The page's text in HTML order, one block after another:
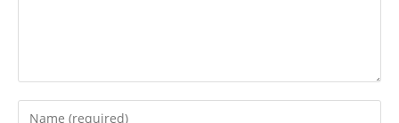
Enter